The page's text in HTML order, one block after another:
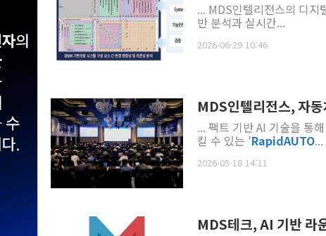
... MDS인텔리전스의 디
반 분석과 실시간...
2026-06-29 10:46
MDS인텔리전스, 자
... 팩트 기반 AI 기술을 통
킬 수 있는 'RapidAUTO...
2026-05-18 14:11
MDS테크, AI 기반 라